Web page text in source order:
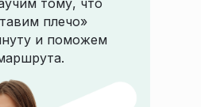
тому, что
плечо»
и поможем